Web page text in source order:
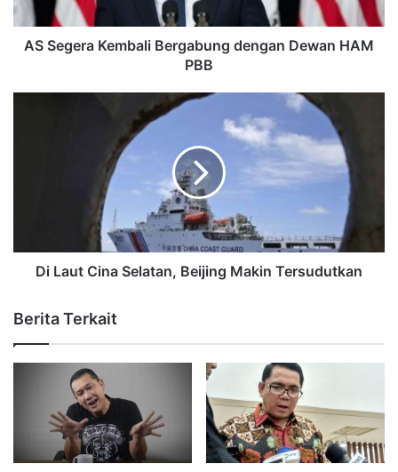
AS Segera Kembali Bergabung dengan Dewan HAM
PBB
Di Laut Cina Selatan, Beijing Makin Tersudutkan
Berita Terkait